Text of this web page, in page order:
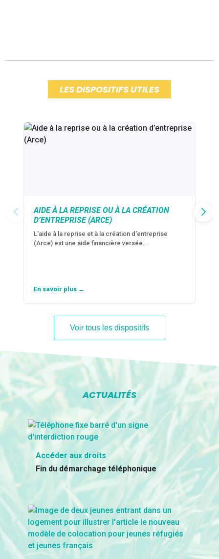
LES DISPOSITIFS UTILES
AIDE À LA REPRISE OU À LA CRÉATION
D’ENTREPRISE (ARCE)
L'aide à la reprise et à la création d'entreprise
(Arce) est une aide financière versée…
En savoir plus →
Voir tous les dispositifs
ACTUALITÉS
Accéder aux droits
Fin du démarchage téléphonique